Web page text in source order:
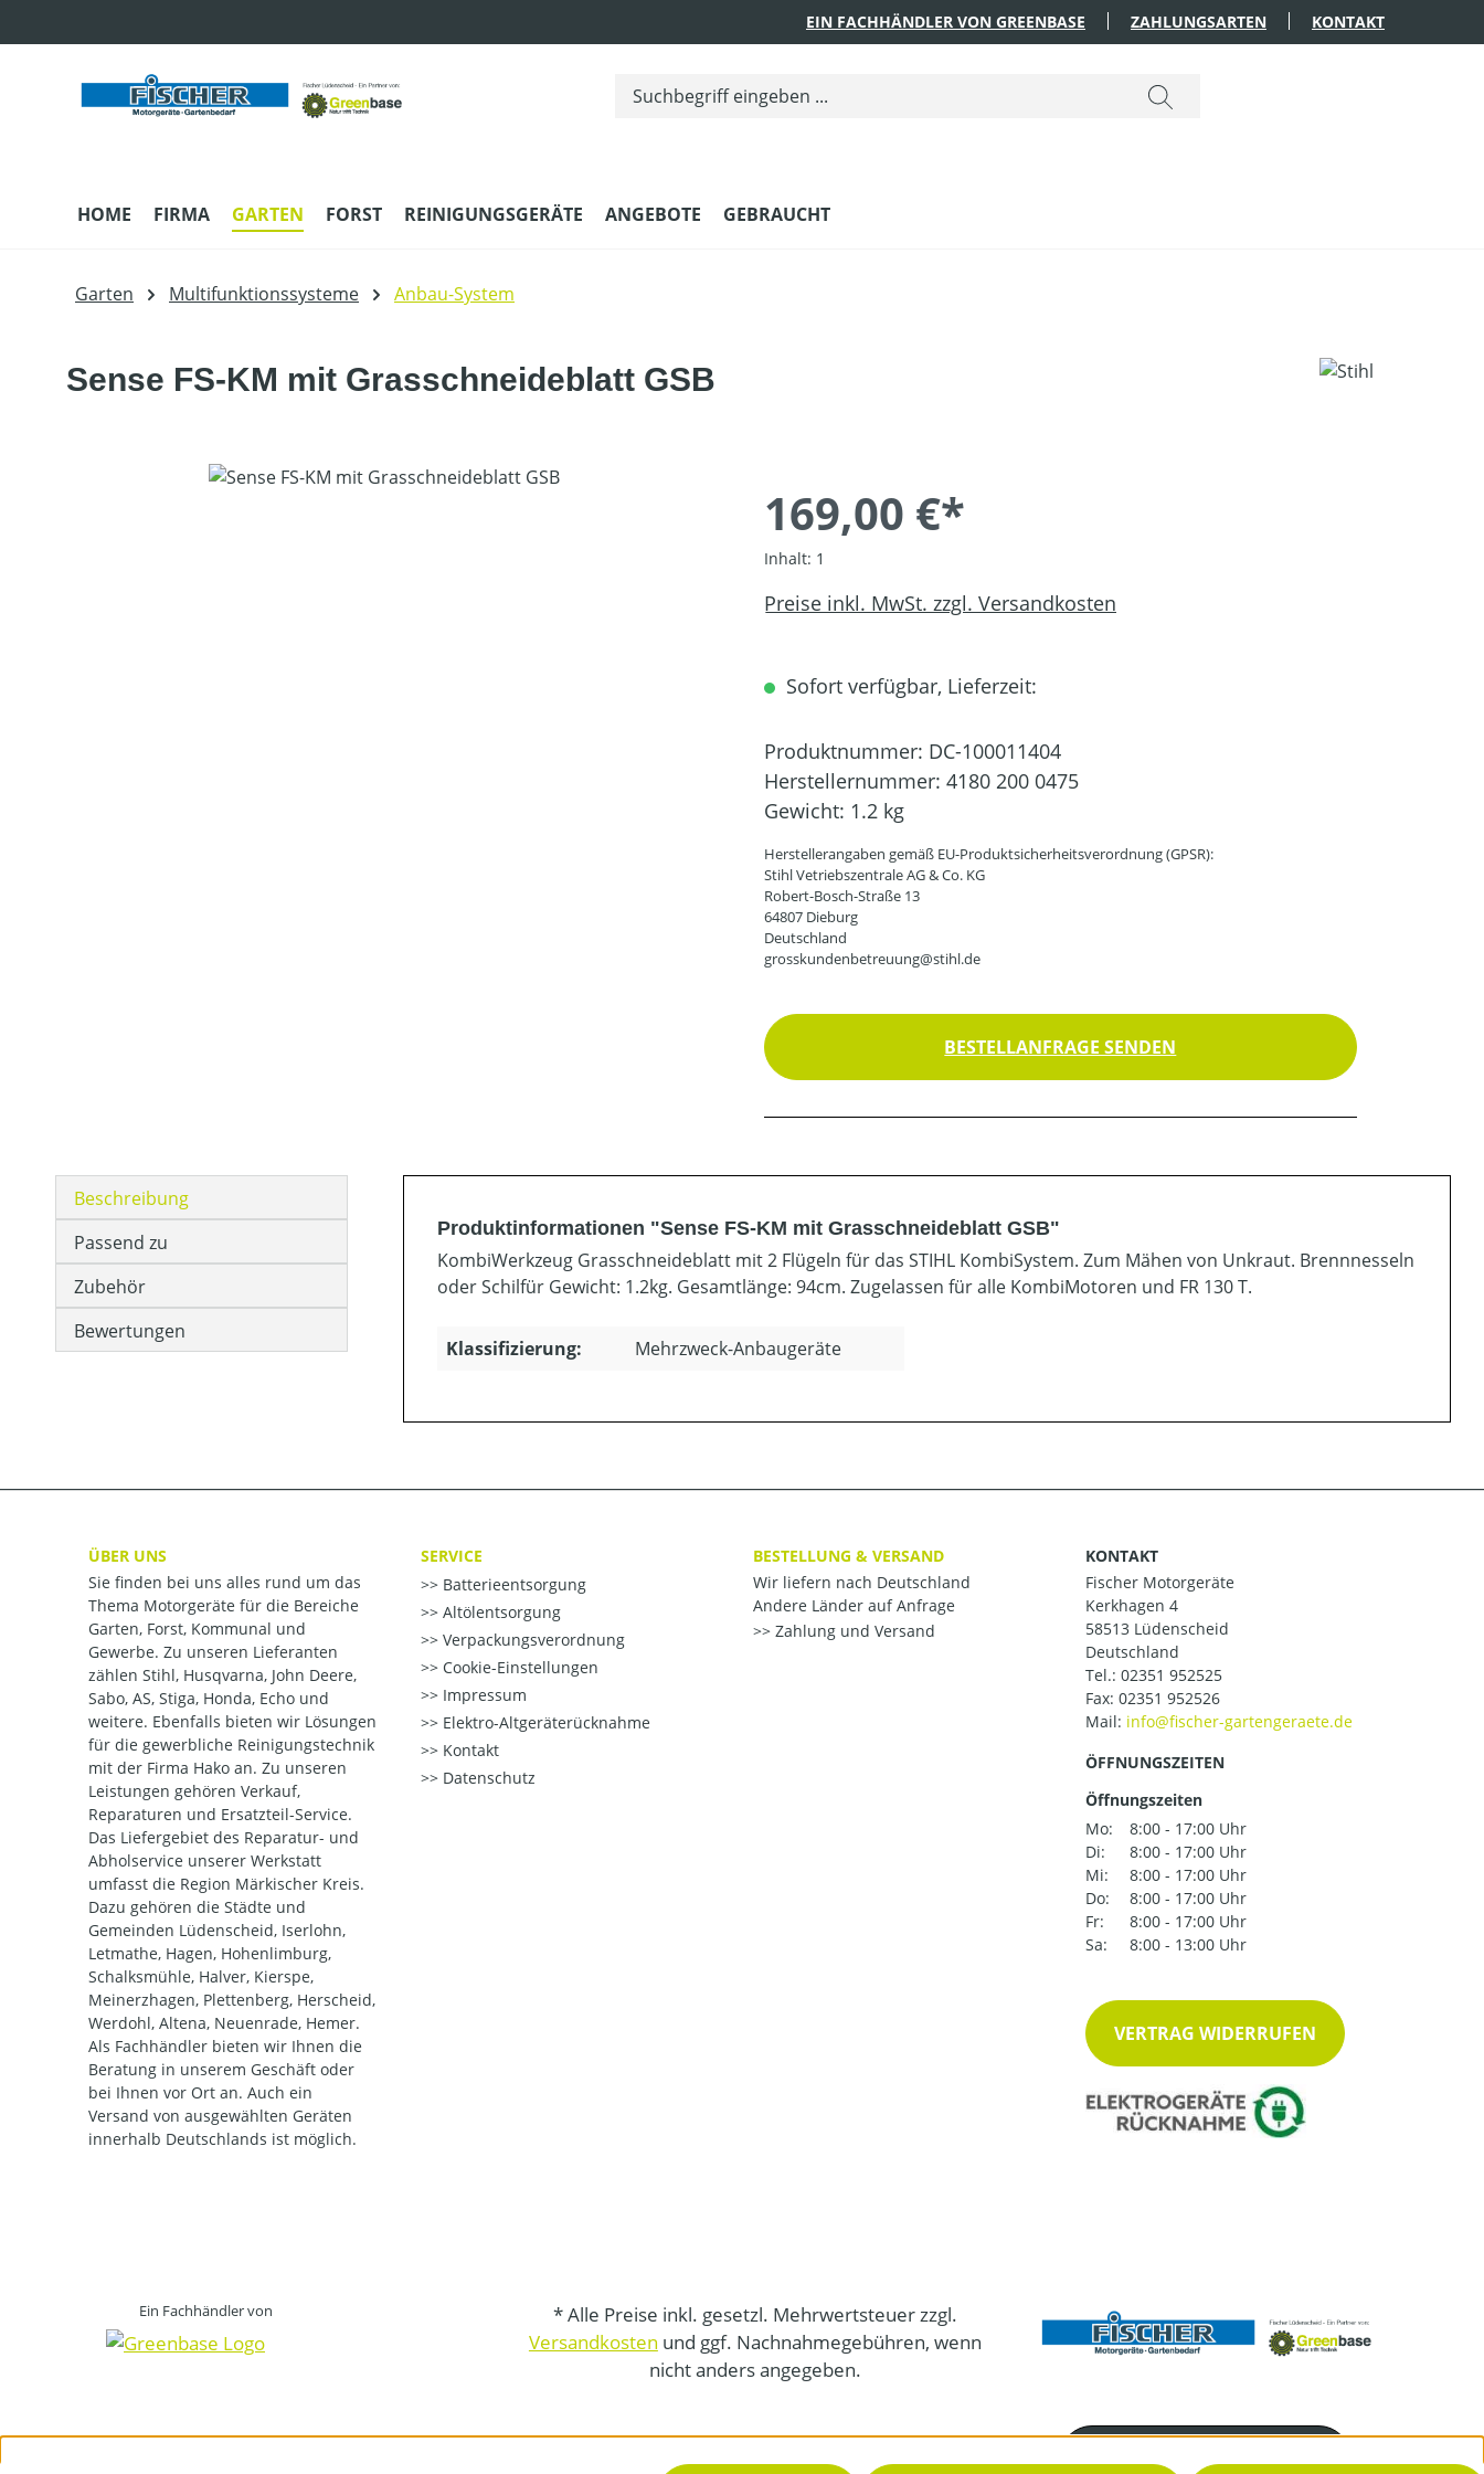
EIN FACHHÄNDLER VON GREENBASE ZAHLUNGSARTEN KONTAKT
HOME FIRMA GARTEN FORST REINIGUNGSGERÄTE ANGEBOTE GEBRAUCHT
Garten Multifunktionssysteme Anbau-System
Sense FS-KM mit Grasschneideblatt GSB
Bildergalerie überspringen
169,00 €*
Inhalt: 1
Preise inkl. MwSt. zzgl. Versandkosten
Sofort verfügbar, Lieferzeit:
Produktnummer: DC-100011404
Herstellernummer: 4180 200 0475
Gewicht: 1.2 kg
Herstellerangaben gemäß EU-Produktsicherheitsverordnung (GPSR):
Stihl Vetriebszentrale AG & Co. KG
Robert-Bosch-Straße 13
64807 Dieburg
Deutschland
grosskundenbetreuung@stihl.de
BESTELLANFRAGE SENDEN
Beschreibung
Passend zu
Zubehör
Bewertungen
Produktinformationen "Sense FS-KM mit Grasschneideblatt GSB"
KombiWerkzeug Grasschneideblatt mit 2 Flügeln für das STIHL KombiSystem. Zum Mähen von Unkraut. Brennnesseln
oder Schilfür Gewicht: 1.2kg. Gesamtlänge: 94cm. Zugelassen für alle KombiMotoren und FR 130 T.
Klassifizierung: Mehrzweck-Anbaugeräte
ÜBER UNS
Sie finden bei uns alles rund um das
Thema Motorgeräte für die Bereiche
Garten, Forst, Kommunal und
Gewerbe. Zu unseren Lieferanten
zählen Stihl, Husqvarna, John Deere,
Sabo, AS, Stiga, Honda, Echo und
weitere. Ebenfalls bieten wir Lösungen
für die gewerbliche Reinigungstechnik
mit der Firma Hako an. Zu unseren
Leistungen gehören Verkauf,
Reparaturen und Ersatzteil-Service.
Das Liefergebiet des Reparatur- und
Abholservice unserer Werkstatt
umfasst die Region Märkischer Kreis.
Dazu gehören die Städte und
Gemeinden Lüdenscheid, Iserlohn,
Letmathe, Hagen, Hohenlimburg,
Schalksmühle, Halver, Kierspe,
Meinerzhagen, Plettenberg, Herscheid,
Werdohl, Altena, Neuenrade, Hemer.
Als Fachhändler bieten wir Ihnen die
Beratung in unserem Geschäft oder
bei Ihnen vor Ort an. Auch ein
Versand von ausgewählten Geräten
innerhalb Deutschlands ist möglich.
SERVICE
Batterieentsorgung
Altölentsorgung
Verpackungsverordnung
Cookie-Einstellungen
Impressum
Elektro-Altgeräterücknahme
Kontakt
Datenschutz
BESTELLUNG & VERSAND
Wir liefern nach Deutschland
Andere Länder auf Anfrage
Zahlung und Versand
KONTAKT
Fischer Motorgeräte
Kerkhagen 4
58513 Lüdenscheid
Deutschland
Tel.: 02351 952525
Fax: 02351 952526
Mail:
ÖFFNUNGSZEITEN
Öffnungszeiten
Mo:
8:00 - 17:00 Uhr
Di:
8:00 - 17:00 Uhr
Mi:
8:00 - 17:00 Uhr
Do:
8:00 - 17:00 Uhr
Fr:
8:00 - 17:00 Uhr
Sa:
8:00 - 13:00 Uhr
VERTRAG WIDERRUFEN
Ein Fachhändler von
* Alle Preise inkl. gesetzl. Mehrwertsteuer zzgl.
Versandkosten und ggf. Nachnahmegebühren, wenn
nicht anders angegeben.